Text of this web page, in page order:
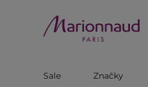
Sale Značky